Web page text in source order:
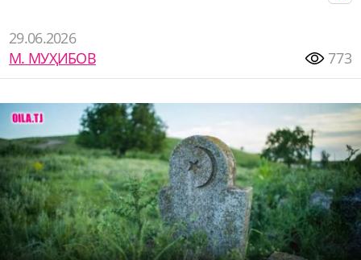
29.06.2026
М. МУҲИБОВ
773